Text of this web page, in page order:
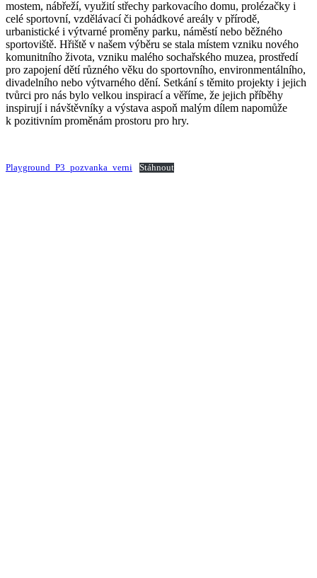
mostem, nábřeží, využití střechy parkovacího domu, prolézačky i
celé sportovní, vzdělávací či pohádkové areály v přírodě,
urbanistické i výtvarné proměny parku, náměstí nebo běžného
sportoviště. Hřiště v našem výběru se stala místem vzniku nového
komunitního života, vzniku malého sochařského muzea, prostředí
pro zapojení dětí různého věku do sportovního, environmentálního,
divadelního nebo výtvarného dění. Setkání s těmito projekty i jejich
tvůrci pro nás bylo velkou inspirací a věříme, že jejich příběhy
inspirují i návštěvníky a výstava aspoň malým dílem napomůže
k pozitivním proměnám prostoru pro hry.
Playground_P3_pozvanka_verni Stáhnout